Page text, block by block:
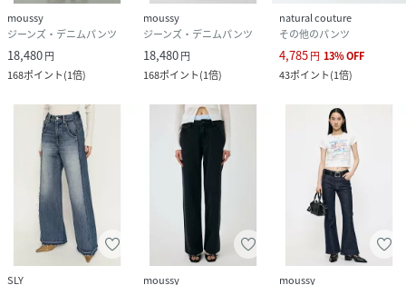
moussy
ジーンズ・デニムパンツ
18,480円
168ポイント(1倍)
moussy
ジーンズ・デニムパンツ
18,480円
168ポイント(1倍)
natural couture
その他のパンツ
4,785円 13%OFF
43ポイント(1倍)
SLY moussy moussy